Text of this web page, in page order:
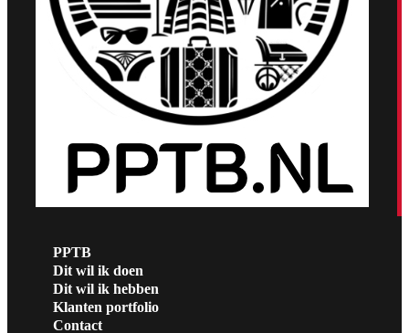
PPTB
Dit wil ik doen
Dit wil ik hebben
Klanten portfolio
Contact